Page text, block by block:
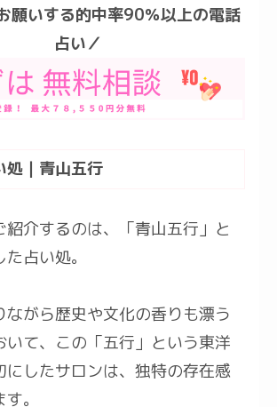
願いする的中率90％以上の電話
占い／
処｜青山五行
紹介するのは、「青山五行」と
占い処。
ながら歴史や文化の香りも漂う
いて、この「五行」という東洋
にしたサロンは、独特の存在感
。